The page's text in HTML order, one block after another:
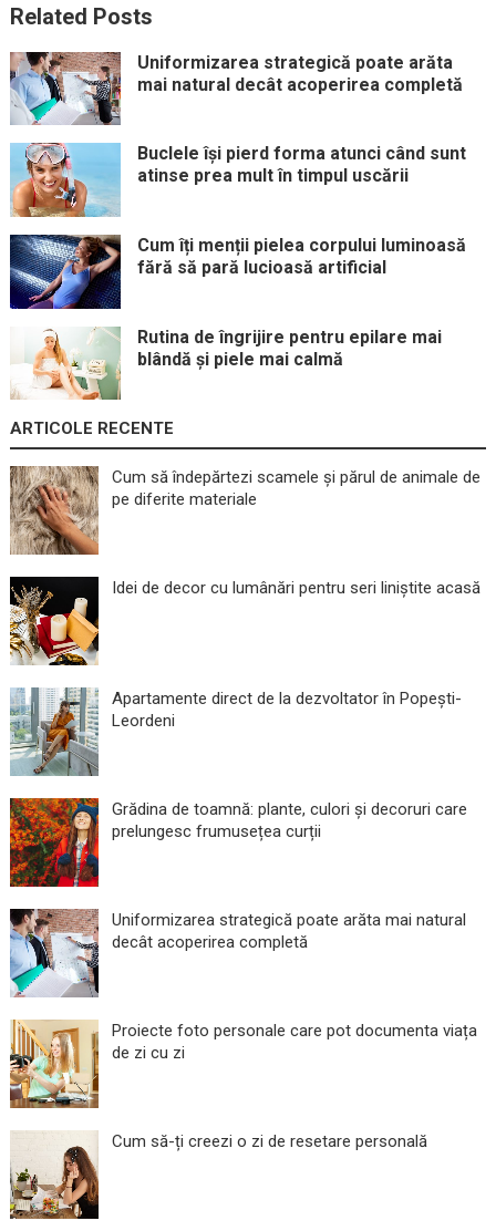
Related Posts
Uniformizarea strategică poate arăta
mai natural decât acoperirea completă
Buclele își pierd forma atunci când sunt
atinse prea mult în timpul uscării
Cum îți menții pielea corpului luminoasă
fără să pară lucioasă artificial
Rutina de îngrijire pentru epilare mai
blândă și piele mai calmă
ARTICOLE RECENTE
Cum să îndepărtezi scamele și părul de animale de
pe diferite materiale
Idei de decor cu lumânări pentru seri liniștite acasă
Apartamente direct de la dezvoltator în Popești-
Leordeni
Grădina de toamnă: plante, culori și decoruri care
prelungesc frumusețea curții
Uniformizarea strategică poate arăta mai natural
decât acoperirea completă
Proiecte foto personale care pot documenta viața
de zi cu zi
Cum să-ți creezi o zi de resetare personală